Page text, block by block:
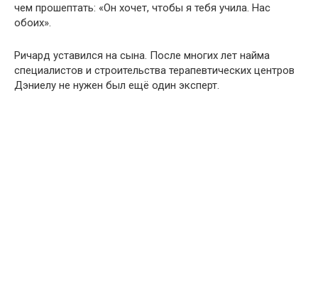
чем прошептать: «Он хочет, чтобы я тебя учила. Нас
обоих».
Ричард уставился на сына. После многих лет найма
специалистов и строительства терапевтических центров
Дэниелу не нужен был ещё один эксперт.